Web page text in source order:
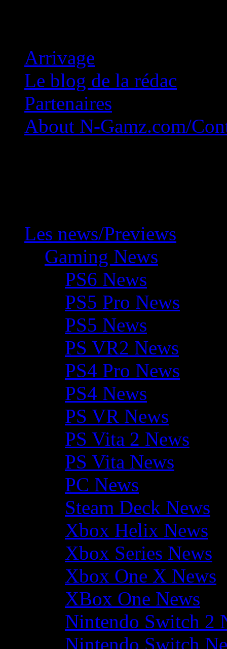
Arrivage
Le blog de la rédac
Partenaires
About N-Gamz.com/
Les news/Previews
Gaming News
PS6 News
PS5 Pro News
PS5 News
PS VR2 News
PS4 Pro News
PS4 News
PS VR News
PS Vita 2 News
PS Vita News
PC News
Steam Deck News
Xbox Helix News
Xbox Series News
Xbox One X News
XBox One News
Nintendo Switch 2
Nintendo Switch